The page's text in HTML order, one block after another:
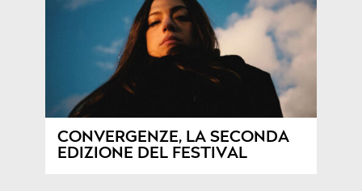
CONVERGENZE, LA SECONDA
EDIZIONE DEL FESTIVAL